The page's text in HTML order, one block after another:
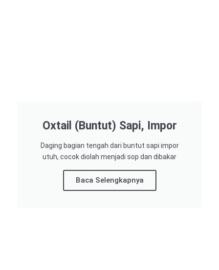
Oxtail (Buntut) Sapi, Impor
Daging bagian tengah dari buntut sapi impor
utuh, cocok diolah menjadi sop dan dibakar
Baca Selengkapnya